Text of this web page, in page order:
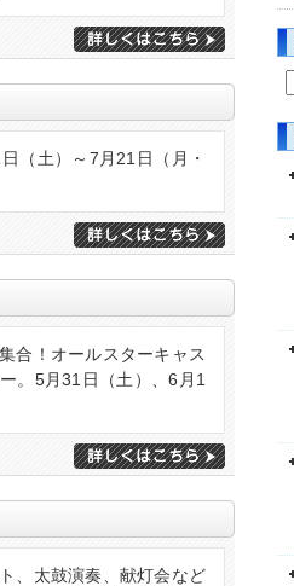
（土）～7月21日（月・
合！オールスターキャス
。5月31日（土）、6月1
、太鼓演奏、献灯会など